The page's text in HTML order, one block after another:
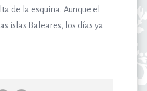
de la esquina. Aunque el
islas Baleares, los días ya